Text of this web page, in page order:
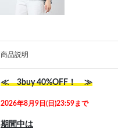
商品説明
≪ 3buy 40%OFF！ ≫
2026年8月9日(日)23:59まで
期間中は